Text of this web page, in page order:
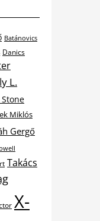
Batánovics
Danics
L.
Stone
Miklós
Gergő
Takács
X-